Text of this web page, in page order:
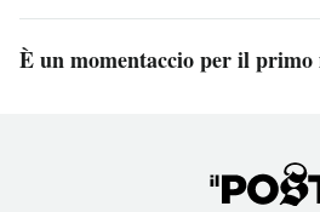
È un momentaccio per il